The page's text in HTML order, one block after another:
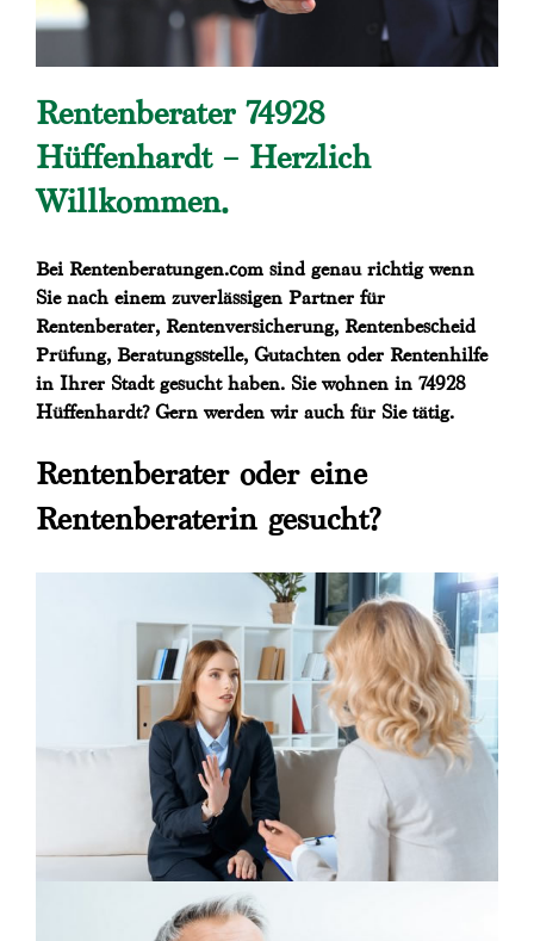
Rentenberater 74928
Hüffenhardt – Herzlich
Willkommen.
Bei Rentenberatungen.com sind genau richtig wenn
Sie nach einem zuverlässigen Partner für
Rentenberater, Rentenversicherung, Rentenbescheid
Prüfung, Beratungsstelle, Gutachten oder Rentenhilfe
in Ihrer Stadt gesucht haben. Sie wohnen in 74928
Hüffenhardt? Gern werden wir auch für Sie tätig.
Rentenberater oder eine
Rentenberaterin gesucht?